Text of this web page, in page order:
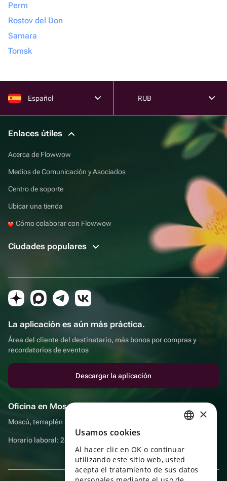
Perm
Rostov del Don
Samara
Tomsk
Español RUB
Enlaces útiles
Acerca de Flowwow
Medios de Comunicación y Asociados
Centro de soporte
Ubicar una tienda
Cómo colaborar con Flowwow
Ciudades populares
La aplicación es aún más práctica.
Área del cliente del destinatario, más bonos por compras y
recordatorios de eventos
Descargar la aplicación
Oficina en Moscú
Moscú, terraplén Sadovnicheskaya, 9, sala 2/3
Horario laboral: 24 horas
ENGLISH
UKRAINIAN
×
Usamos cookies
Al hacer clic en OK o continuar
utilizando este sitio web, usted
acepta el tratamiento de sus datos